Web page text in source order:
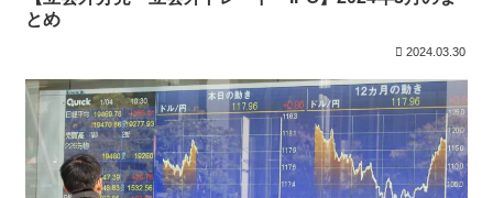
とめ
2024.03.30